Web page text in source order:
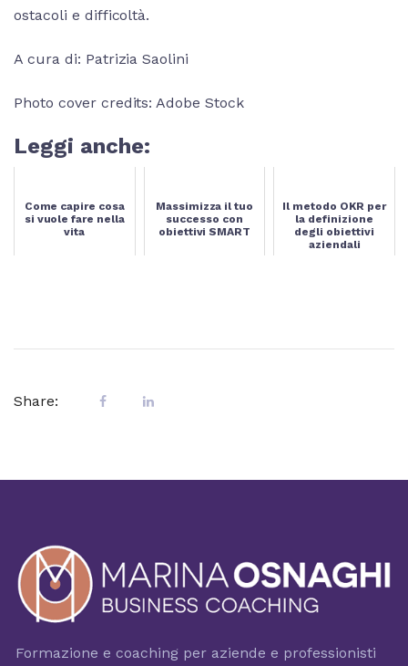
ostacoli e difficoltà.
A cura di: Patrizia Saolini
Photo cover credits: Adobe Stock
Leggi anche:
Come capire cosa
si vuole fare nella
vita
Massimizza il tuo
successo con
obiettivi SMART
Il metodo OKR per
la definizione
degli obiettivi
aziendali
Share:
Formazione e coaching per aziende e professionisti